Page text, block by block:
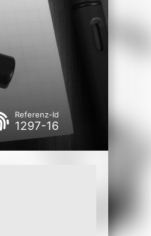
Referenz-Id
1297-16